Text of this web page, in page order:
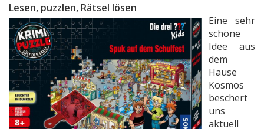
Lesen, puzzlen, Rätsel lösen
Eine sehr
schöne
Idee aus
dem
Hause
Kosmos
beschert
uns
aktuell